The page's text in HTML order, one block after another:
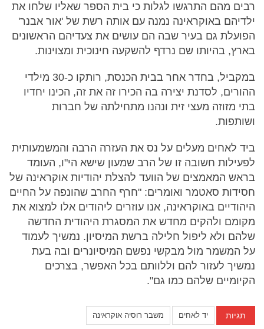
רבים מהם התרגשו לגלות כי בית הספר שאליו שלחו את
ילדיהם באוקראינה נמנה עם אותה רשת של 'אור אבנר'
הפועלת גם בעיר שבה הם עושים את צעדיהם הראשונים
בארץ, בהיותו שם נרדף להשקעה חינוכית ומצוינות.
במקביל, בחדר אחר בבית הכנסת, רותקו כ-30 מילדי
ההורים, לסדנת יצירה בה הכירו זה את זה, הכינו יחדיו
בתי מזוזה מעצי זית ונהנו מתחילתה של חברות
ושותפות.
ביד לאחים מעלים על נס את העזרה הרבה והמשמעותית
לפעילות חשובה זו של הרב שמעון שישא הי"ו, העומד
בראש המאמצים של הוועד להצלת יהודיות אוקראינה של
חסידות סאטמר ואומרים: "חרף החרב שהונפה על החיים
היהודיים באוקראינה, אנו עוזרים ליהודים אלו למצוא את
מקומם ולהקים מחדש את המסגרת היהודית החדשה
שלהם ולא ליפול חלילה ברשת המיסיון. נמשיך לעמוד
על המשמר מול מבקשי נפשם המיסיונרים ובה בעת
נמשיך לעזור להם וללוותם בכל האפשר, בצרכים
הקיומיים שלהם כמו גם".
תגיות יד לאחים משבר רוסיה אוקראינה